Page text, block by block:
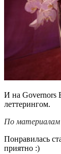
И на Governors
леттерингом.
По материалам
Понравилась
приятно :)